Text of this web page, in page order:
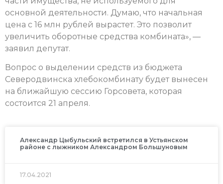
основной деятельности. Думаю, что начальная
цена с 16 млн рублей вырастет. Это позволит
увеличить оборотные средства комбината», —
заявил депутат.
Вопрос о выделении средств из бюджета
Северодвинска хлебокомбинату будет вынесен
на ближайшую сессию Горсовета, которая
состоится 21 апреля.
Александр Цыбульский встретился в Устьянском
районе с лыжником Александром Большуновым
17.04.2021